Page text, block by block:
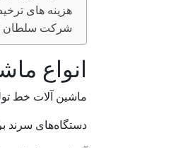
هزینه های
شرکت سلطان
انواع
ماشین آلات خط
دستگاه‌های سرند